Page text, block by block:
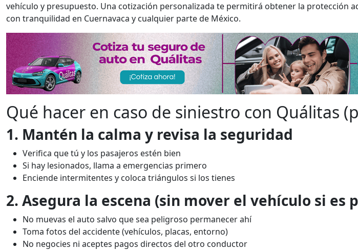
vehículo y presupuesto. Una cotización personalizada te permitirá obtener la protección
con tranquilidad en Cuernavaca y cualquier parte de México.
Qué hacer en caso de siniestro con Quálitas
1. Mantén la calma y revisa la seguridad
Verifica que tú y los pasajeros estén bien
Si hay lesionados, llama a emergencias primero
Enciende intermitentes y coloca triángulos si los tienes
2. Asegura la escena (sin mover el vehículo si es
No muevas el auto salvo que sea peligroso permanecer ahí
Toma fotos del accidente (vehículos, placas, entorno)
No negocies ni aceptes pagos directos del otro conductor